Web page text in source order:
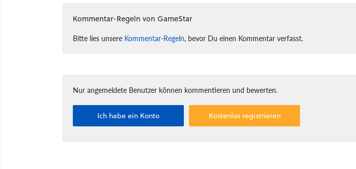
Kommentar-Regeln von GameStar
Bitte lies unsere Kommentar-Regeln, bevor Du einen Kommentar verfasst.
Nur angemeldete Benutzer können kommentieren und bewerten.
Ich habe ein Konto Kostenlos registrieren